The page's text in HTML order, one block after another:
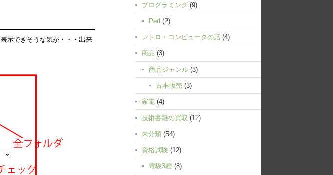
示できそうな気が・・・出来
プログラミング (9)
Perl (2)
レトロ・コンピュータの話 (4)
商品 (3)
商品ジャンル (3)
古本販売 (3)
家電 (4)
技術書籍の買取 (12)
未分類 (54)
資格試験 (12)
電験3種 (8)